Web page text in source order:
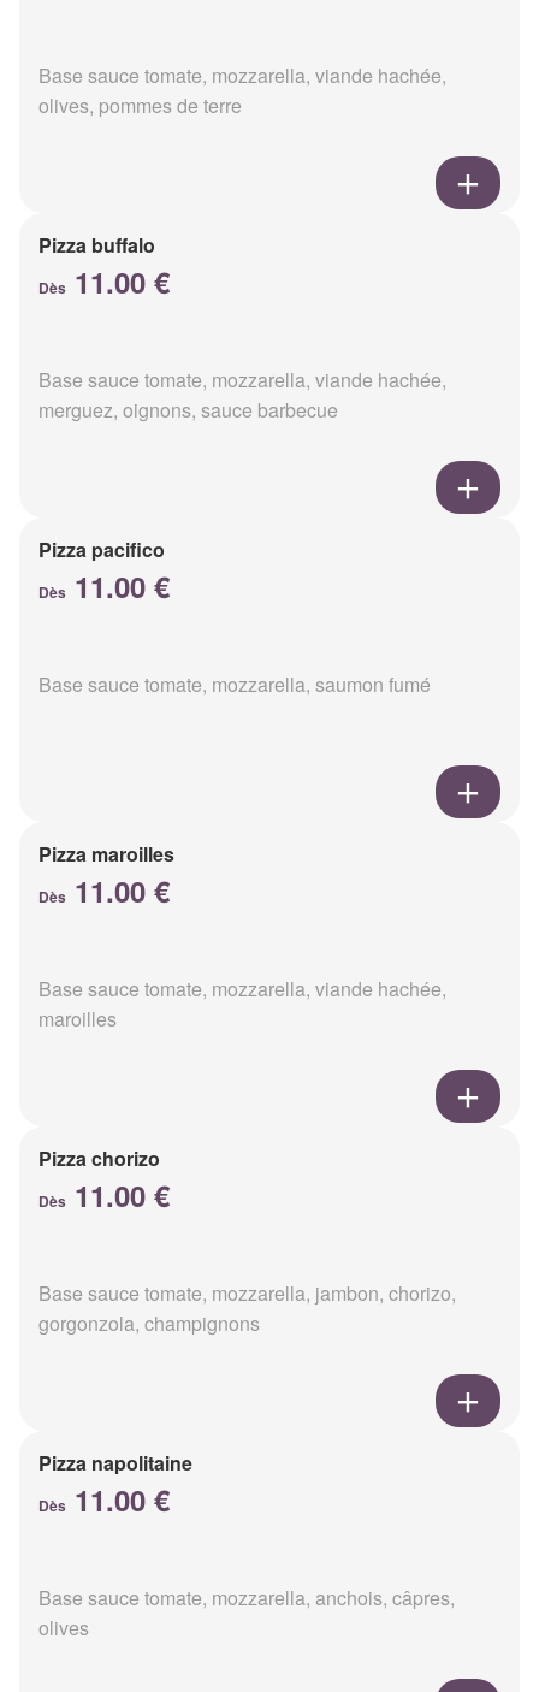
Base sauce tomate, mozzarella, viande hachée,
olives, pommes de terre
Pizza buffalo
Dès 11.00 €
Base sauce tomate, mozzarella, viande hachée,
merguez, oignons, sauce barbecue
Pizza pacifico
Dès 11.00 €
Base sauce tomate, mozzarella, saumon fumé
Pizza maroilles
Dès 11.00 €
Base sauce tomate, mozzarella, viande hachée,
maroilles
Pizza chorizo
Dès 11.00 €
Base sauce tomate, mozzarella, jambon, chorizo,
gorgonzola, champignons
Pizza napolitaine
Dès 11.00 €
Base sauce tomate, mozzarella, anchois, câpres,
olives